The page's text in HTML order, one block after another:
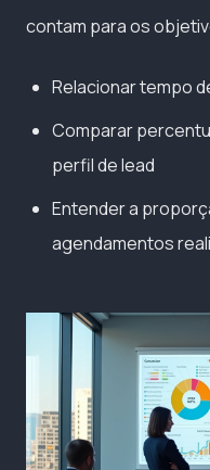
contam para os
Relacionar tempo
Comparar
perfil de lead
Entender a
agendamentos